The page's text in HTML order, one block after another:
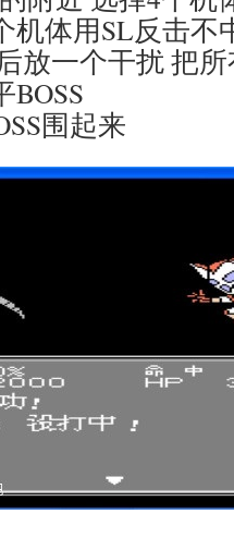
机体用SL反击不
放一个干扰 把
围起来